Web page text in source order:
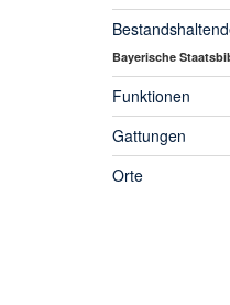
Bayerische
Funktionen
Gattungen
Orte